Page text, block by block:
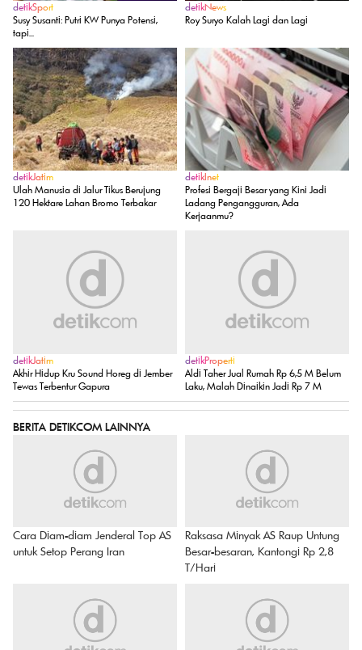
detikSport
Susy Susanti: Putri KW Punya Potensi,
tapi...
detikNews
Roy Suryo Kalah Lagi dan Lagi
detikJatim
Ulah Manusia di Jalur Tikus Berujung
120 Hektare Lahan Bromo Terbakar
detikInet
Profesi Bergaji Besar yang Kini Jadi
Ladang Pengangguran, Ada
Kerjaanmu?
detikJatim
Akhir Hidup Kru Sound Horeg di Jember
Tewas Terbentur Gapura
detikProperti
Aldi Taher Jual Rumah Rp 6,5 M Belum
Laku, Malah Dinaikin Jadi Rp 7 M
BERITA DETIKCOM LAINNYA
Cara Diam-diam Jenderal Top AS
untuk Setop Perang Iran
Raksasa Minyak AS Raup Untung
Besar-besaran, Kantongi Rp 2,8
T/Hari